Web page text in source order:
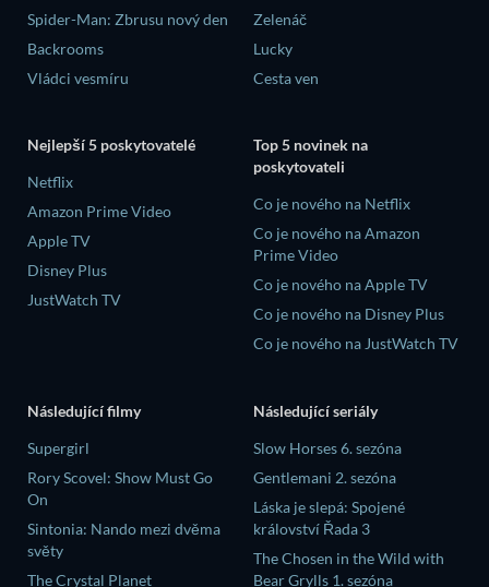
Spider-Man: Zbrusu nový den
Backrooms
Vládci vesmíru
Zelenáč
Lucky
Cesta ven
Nejlepší 5 poskytovatelé
Netflix
Amazon Prime Video
Apple TV
Disney Plus
JustWatch TV
Top 5 novinek na
poskytovateli
Co je nového na Netflix
Co je nového na Amazon
Prime Video
Co je nového na Apple TV
Co je nového na Disney Plus
Co je nového na JustWatch TV
Následující filmy
Supergirl
Rory Scovel: Show Must Go
On
Sintonia: Nando mezi dvěma
světy
The Crystal Planet
Následující seriály
Slow Horses 6. sezóna
Gentlemani 2. sezóna
Láska je slepá: Spojené
království Řada 3
The Chosen in the Wild with
Bear Grylls 1. sezóna